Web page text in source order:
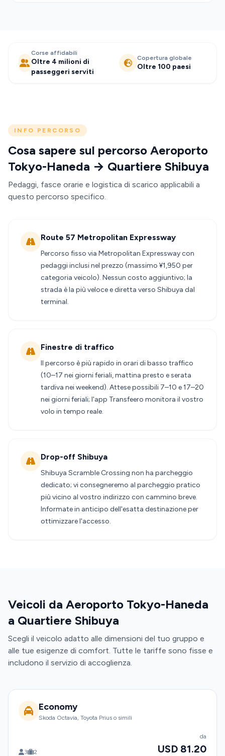
Corse affidabili
Oltre 4 milioni di
passeggeri serviti
Copertura globale
Oltre 100 paesi
INFO PERCORSO
Cosa sapere sul percorso Aeroporto
Tokyo-Haneda → Quartiere Shibuya
Pedaggi, fasce orarie e logistica di scarico applicabili a
questo percorso specifico.
Route 57 Metropolitan Expressway
Percorso fisso via Metropolitan Expressway con
pedaggi inclusi nel prezzo (massimo ¥1,950 per
categoria veicolo). Nessun costo aggiuntivo; la
strada è la più veloce e diretta verso Shibuya dal
terminal.
Finestre di traffico
Il percorso è più rapido in orari di basso traffico
(10–17 nei giorni feriali, mattina presto e serata
tardiva nei weekend). Attese possibili 7–10 e 17–20
nei giorni feriali; l'app Transfeero monitora il vostro
volo in tempo reale.
Drop-off Shibuya
Shibuya Scramble Crossing non ha parcheggio
dedicato; vi consegneremo al parcheggio pratico
più vicino al vostro indirizzo con cammino breve.
Informate in anticipo dell'esatta destinazione per
ottimizzare l'accesso.
Veicoli da Aeroporto Tokyo-Haneda
a Quartiere Shibuya
Scegli il veicolo adatto alle dimensioni del tuo gruppo e
alle tue esigenze di comfort. Tutte le tariffe sono fisse e
includono il servizio di accoglienza.
Economy
Skoda Octavia, Toyota Prius o simili
3 2
da
USD 81.20